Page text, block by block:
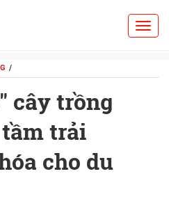
cây trồng
trải
cho du